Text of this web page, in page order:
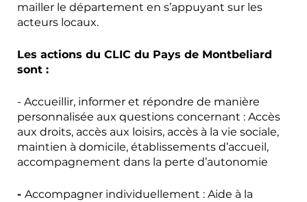
mailler le département en s’appuyant sur les
acteurs locaux.
Les actions du CLIC du Pays de Montbeliard
sont :
- Accueillir, informer et répondre de manière
personnalisée aux questions concernant : Accès
aux droits, accès aux loisirs, accès à la vie sociale,
maintien à domicile, établissements d’accueil,
accompagnement dans la perte d’autonomie
- Accompagner individuellement : Aide à la